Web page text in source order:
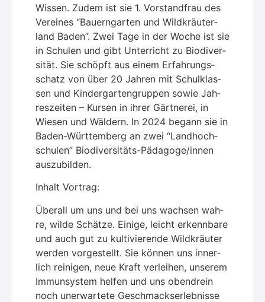
Wis­sen. Zudem ist sie 1. Vor­stand­frau des
Ver­ei­nes “Bau­ern­gar­ten und Wild­kräu­ter­
land Baden”. Zwei Tage in der Woche ist sie
in Schu­len und gibt Unter­richt zu Bio­di­ver­
si­tät. Sie schöpft aus einem Erfah­rungs­
schatz von über 20 Jah­ren mit Schul­klas­
sen und Kin­der­gar­ten­grup­pen sowie Jah­
res­zei­ten – Kur­sen in ihrer Gärt­ne­rei, in
Wie­sen und Wäl­dern. In 2024 begann sie in
Baden-Würt­tem­berg an zwei “Land­hoch­
schu­len” Bio­di­ver­si­täts-Päd­ago­ge/in­nen
aus­zu­bil­den.
Inhalt Vor­trag:
Über­all um uns und bei uns wach­sen wah­
re, wil­de Schät­ze. Eini­ge, leicht erkenn­ba­re
und auch gut zu kul­ti­vie­ren­de Wild­kräu­ter
wer­den vor­ge­stellt. Sie kön­nen uns inner­
lich rei­ni­gen, neue Kraft ver­lei­hen, unse­rem
Immun­sys­tem hel­fen und uns oben­drein
noch uner­war­te­te Geschmacks­er­leb­nis­se